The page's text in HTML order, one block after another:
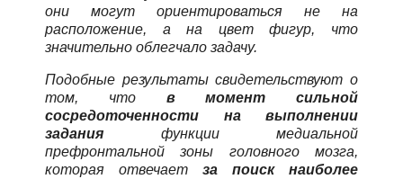
они могут ориентироваться не на
расположение, а на цвет фигур, что
значительно облегчало задачу.
Подобные результаты свидетельствуют о
том, что в момент сильной
сосредоточенности на выполнении
задания функции медиальной
префронтальной зоны головного мозга,
которая отвечает за поиск наиболее